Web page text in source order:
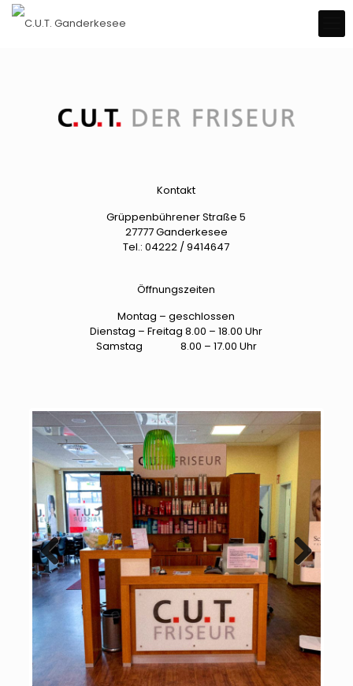
Kontakt
Grüppenbührener Straße 5
27777 Ganderkesee
Tel.:04222 / 9414647
Öffnungszeiten
Montag – geschlossen
Dienstag – Freitag 8.00 – 18.00 Uhr
Samstag 8.00 – 17.00 Uhr
Previous Next